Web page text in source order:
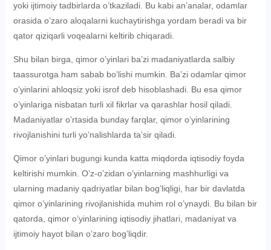
yoki ijtimoiy tadbirlarda o’tkaziladi. Bu kabi an’analar, odamlar
orasida o’zaro aloqalarni kuchaytirishga yordam beradi va bir
qator qiziqarli voqealarni keltirib chiqaradi.
Shu bilan birga, qimor o’yinlari ba’zi madaniyatlarda salbiy
taassurotga ham sabab bo’lishi mumkin. Ba’zi odamlar qimor
o’yinlarini ahloqsiz yoki isrof deb hisoblashadi. Bu esa qimor
o’yinlariga nisbatan turli xil fikrlar va qarashlar hosil qiladi.
Madaniyatlar o’rtasida bunday farqlar, qimor o’yinlarining
rivojlanishini turli yo’nalishlarda ta’sir qiladi.
Qimor o’yinlari bugungi kunda katta miqdorda iqtisodiy foyda
keltirishi mumkin. O’z-o’zidan o’yinlarning mashhurligi va
ularning madaniy qadriyatlar bilan bog’liqligi, har bir davlatda
qimor o’yinlarining rivojlanishida muhim rol o’ynaydi. Bu bilan bir
qatorda, qimor o’yinlarining iqtisodiy jihatlari, madaniyat va
ijtimoiy hayot bilan o’zaro bog’liqdir.